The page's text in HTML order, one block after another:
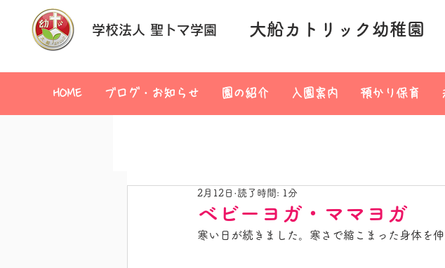
学校法人 聖トマ学園 大船カトリック幼稚園
HOME ブログ・お知らせ 園の紹介 入園案内 預かり保育
ベビーヨガ・ママヨガ
2月12日 読了時間: 1分
寒い日が続きました。寒さで縮こまった身体を